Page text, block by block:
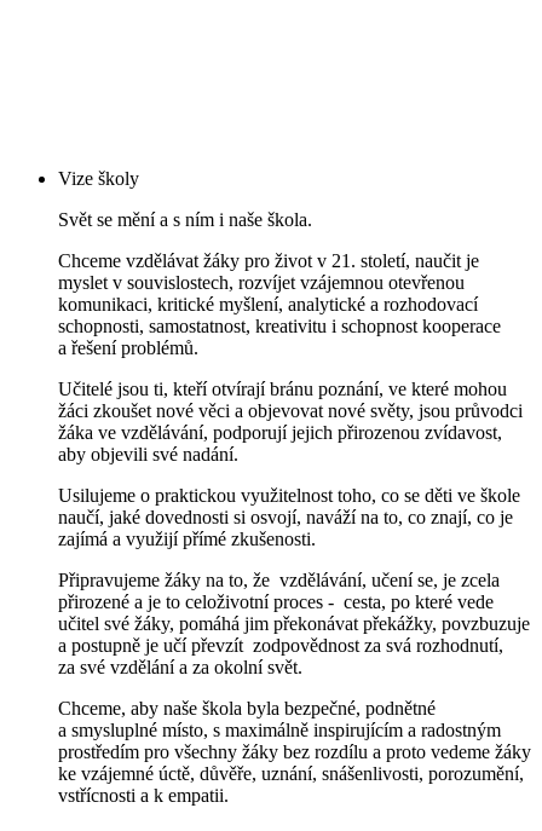
Vize školy
Svět se mění a s ním i naše škola.
Chceme vzdělávat žáky pro život v 21. století, naučit je
myslet v souvislostech, rozvíjet vzájemnou otevřenou
komunikaci, kritické myšlení, analytické a rozhodovací
schopnosti, samostatnost, kreativitu i schopnost kooperace
a řešení problémů.
Učitelé jsou ti, kteří otvírají bránu poznání, ve které mohou
žáci zkoušet nové věci a objevovat nové světy, jsou průvodci
žáka ve vzdělávání, podporují jejich přirozenou zvídavost,
aby objevili své nadání.
Usilujeme o praktickou využitelnost toho, co se děti ve škole
naučí, jaké dovednosti si osvojí, naváží na to, co znají, co je
zajímá a využijí přímé zkušenosti.
Připravujeme žáky na to, že vzdělávání, učení se, je zcela
přirozené a je to celoživotní proces - cesta, po které vede
učitel své žáky, pomáhá jim překonávat překážky, povzbuzuje
a postupně je učí převzít zodpovědnost za svá rozhodnutí,
za své vzdělání a za okolní svět.
Chceme, aby naše škola byla bezpečné, podnětné
a smysluplné místo, s maximálně inspirujícím a radostným
prostředím pro všechny žáky bez rozdílu a proto vedeme žáky
ke vzájemné úctě, důvěře, uznání, snášenlivosti, porozumění,
vstřícnosti a k empatii.